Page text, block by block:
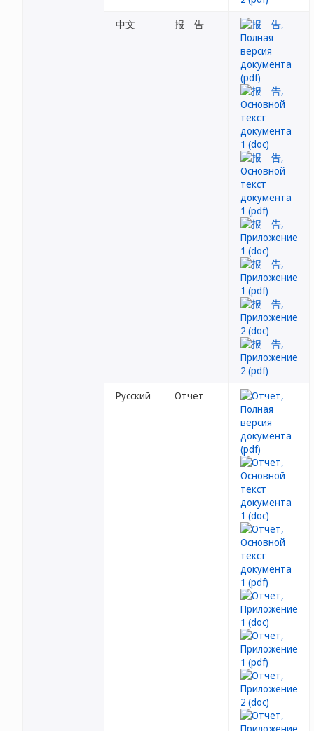
中文 报 告
Русский Отчет